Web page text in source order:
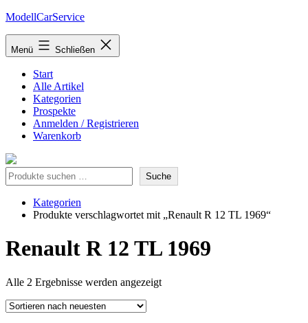
Zum
springen
ModellCarService
Menü Schließen
Start
Alle Artikel
Kategorien
Prospekte
Anmelden / Registrieren
Warenkorb
Suche Suche
Kategorien
Produkte verschlagwortet mit „Renault R 12 TL 1969“
Renault R 12 TL 1969
Alle 2 Ergebnisse werden angezeigtNach